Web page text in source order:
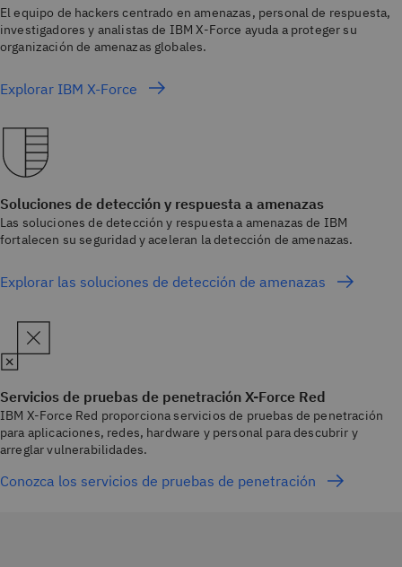
El equipo de hackers centrado en amenazas, personal de respuesta,
investigadores y analistas de IBM X-Force ayuda a proteger su
organización de amenazas globales.
Explorar IBM X-Force
Soluciones de detección y respuesta a amenazas
Las soluciones de detección y respuesta a amenazas de IBM
fortalecen su seguridad y aceleran la detección de amenazas.
Explorar las soluciones de detección de amenazas
Servicios de pruebas de penetración X-Force Red
IBM X-Force Red proporciona servicios de pruebas de penetración
para aplicaciones, redes, hardware y personal para descubrir y
arreglar vulnerabilidades.
Conozca los servicios de pruebas de penetración